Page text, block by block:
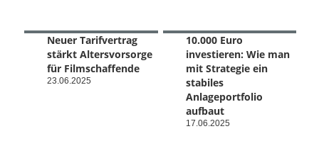
Neuer Tarifvertrag
stärkt Altersvorsorge
für Filmschaffende
23.06.2025
10.000 Euro
investieren: Wie man
mit Strategie ein
stabiles
Anlageportfolio
aufbaut
17.06.2025